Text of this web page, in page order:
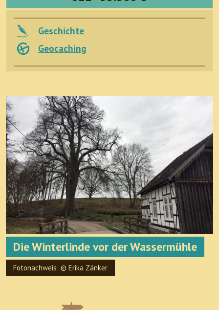
Geschichte
Geocaching
Die Winterlinde vor der Wassermühle
Fotonachweis: © Erika Zänker